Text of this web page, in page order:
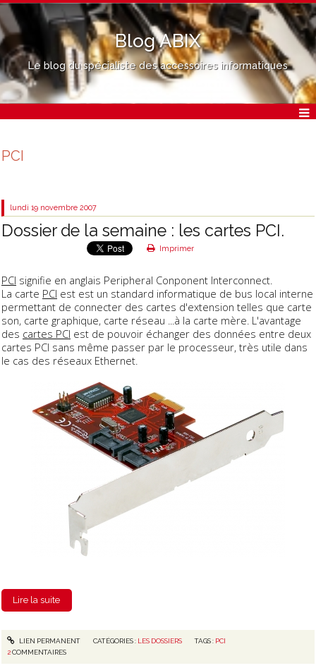
Blog ABIX
Le blog du spécialiste des accessoires informatiques
PCI
lundi 19 novembre 2007
Dossier de la semaine : les cartes PCI.
Imprimer
PCI signifie en anglais Peripheral Conponent Interconnect.
La carte PCI est est un standard informatique de bus local interne
permettant de connecter des cartes d'extension telles que carte
son, carte graphique, carte réseau ...à la carte mère. L'avantage
des cartes PCI est de pouvoir échanger des données entre deux
cartes PCI sans même passer par le processeur, très utile dans
le cas des réseaux Ethernet.
Lire la suite
LIEN PERMANENT CATÉGORIES : LES DOSSIERS TAGS : PCI
2COMMENTAIRES